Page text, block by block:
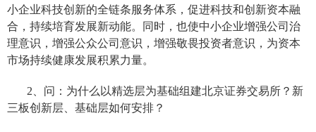
小企业科技创新的全链条服务体系， 促进科技和创新资本融
合，持续培育发展新动能。
同时，也使中小企业增强公司治
理意识，增强公众公司意识，增强敬畏投资者意识，为资本
市场持续健康发展积累力量。
2、问：为什么以精选层为基础组建北京证券交易所？新
三板创新层、基础层如何安排？